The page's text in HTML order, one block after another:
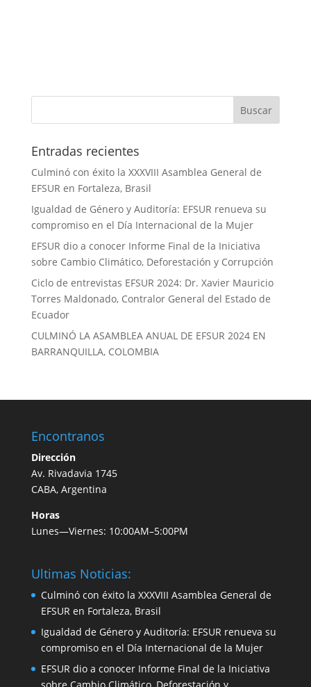
Entradas recientes
Culminó con éxito la XXXVIII Asamblea General de
EFSUR en Fortaleza, Brasil
Igualdad de Género y Auditoría: EFSUR renueva su
compromiso en el Día Internacional de la Mujer
EFSUR dio a conocer Informe Final de la Iniciativa
sobre Cambio Climático, Deforestación y Corrupción
Ciclo de entrevistas EFSUR 2024: Dr. Xavier Mauricio
Torres Maldonado, Contralor General del Estado de
Ecuador
CULMINÓ LA ASAMBLEA ANUAL DE EFSUR 2024 EN
BARRANQUILLA, COLOMBIA
Encontranos
Dirección
Av. Rivadavia 1745
CABA, Argentina
Horas
Lunes—Viernes: 10:00AM–5:00PM
Ultimas Noticias:
Culminó con éxito la XXXVIII Asamblea General de
EFSUR en Fortaleza, Brasil
Igualdad de Género y Auditoría: EFSUR renueva su
compromiso en el Día Internacional de la Mujer
EFSUR dio a conocer Informe Final de la Iniciativa